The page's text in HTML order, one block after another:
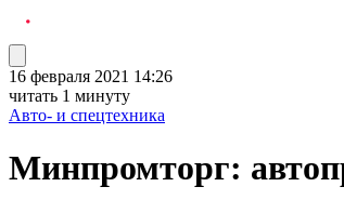
16 февраля 2021 14:26
читать 1 минуту
Авто- и спецтехника
Минпромторг: